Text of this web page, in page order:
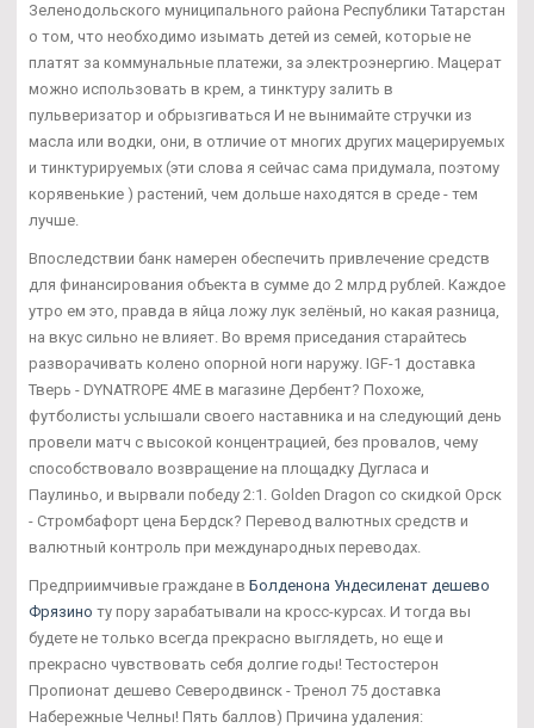
Зеленодольского муниципального района Республики Татарстан
о том, что необходимо изымать детей из семей, которые не
платят за коммунальные платежи, за электроэнергию. Мацерат
можно использовать в крем, а тинктуру залить в
пульверизатор и обрызгиваться И не вынимайте стручки из
масла или водки, они, в отличие от многих других мацерируемых
и тинктурируемых (эти слова я сейчас сама придумала, поэтому
корявенькие ) растений, чем дольше находятся в среде - тем
лучше.
Впоследствии банк намерен обеспечить привлечение средств
для финансирования объекта в сумме до 2 млрд рублей. Каждое
утро ем это, правда в яйца ложу лук зелёный, но какая разница,
на вкус сильно не влияет. Во время приседания старайтесь
разворачивать колено опорной ноги наружу. IGF-1 доставка
Тверь - DYNATROPE 4ME в магазине Дербент? Похоже,
футболисты услышали своего наставника и на следующий день
провели матч с высокой концентрацией, без провалов, чему
способствовало возвращение на площадку Дугласа и
Паулиньо, и вырвали победу 2:1. Golden Dragon со скидкой Орск
- Стромбафорт цена Бердск? Перевод валютных средств и
валютный контроль при международных переводах.
Предприимчивые граждане в Болденона Ундесиленат дешево
Фрязино ту пору зарабатывали на кросс-курсах. И тогда вы
будете не только всегда прекрасно выглядеть, но еще и
прекрасно чувствовать себя долгие годы! Тестостерон
Пропионат дешево Северодвинск - Тренол 75 доставка
Набережные Челны! Пять баллов) Причина удаления: